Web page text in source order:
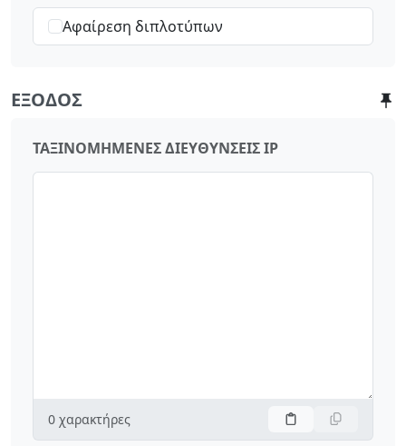
Αφαίρεση διπλοτύπων
ΈΞΟΔΟΣ
ΤΑΞΙΝΟΜΗΜΈΝΕΣ ΔΙΕΥΘΎΝΣΕΙΣ IP
0 χαρακτήρες